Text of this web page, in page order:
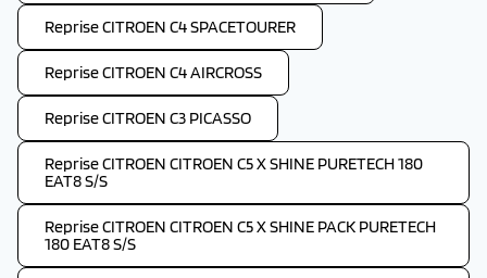
Reprise CITROEN C4 SPACETOURER
Reprise CITROEN C4 AIRCROSS
Reprise CITROEN C3 PICASSO
Reprise CITROEN CITROEN C5 X SHINE PURETECH 180
EAT8 S/S
Reprise CITROEN CITROEN C5 X SHINE PACK PURETECH
180 EAT8 S/S